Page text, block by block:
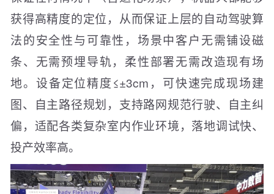
获得高精度的定位，从而保证上层的自动驾驶算
法的安全性与可靠性，场景中客户无需铺设磁
条、无需预埋导轨，柔性部署无需改造现有场
地。设备定位精度≤±3cm，可快速完成现场建
图、自主路径规划，支持路网规范行驶、自主纠
偏，适配各类复杂室内作业环境，落地调试快、
投产效率高。